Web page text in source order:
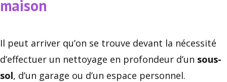
maison
Il peut arriver qu’on se trouve devant la nécessité
d’effectuer un nettoyage en profondeur d’un sous-
sol, d’un garage ou d’un espace personnel.